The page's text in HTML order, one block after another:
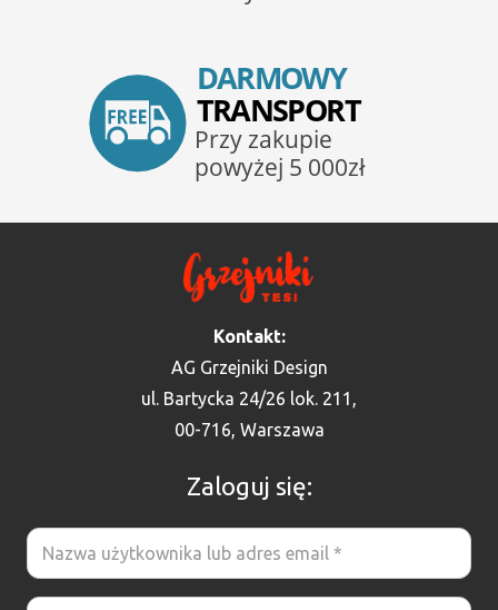
Kontakt:
AG Grzejniki Design
ul. Bartycka 24/26 lok. 211,
00-716, Warszawa
Zaloguj się: